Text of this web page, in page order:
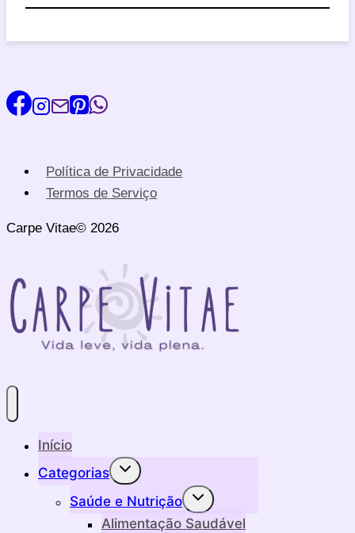
Política de Privacidade
Termos de Serviço
Carpe Vitae© 2026
Início
Categorias
Alternar
menu
Saúde e Nutrição
Alternar
menu
filho
Alimentação Saudável